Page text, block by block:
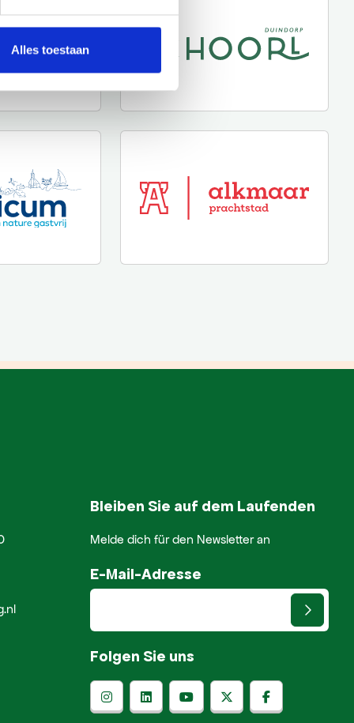
Alles toestaan
Bleiben Sie auf dem Laufenden
Melde dich für den Newsletter an
E-Mail-Adresse
Folgen Sie uns